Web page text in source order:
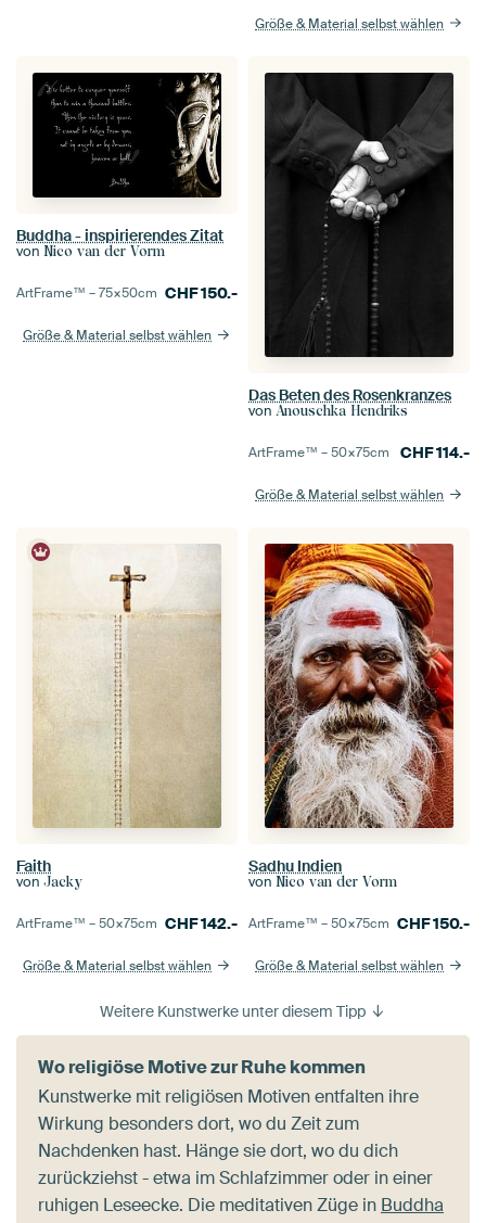
Größe & Material selbst wählen
Buddha - inspirierendes Zitat
von Nico van der Vorm
ArtFrame™ –75×50cm CHF150.-
Größe & Material selbst wählen
Das Beten des Rosenkranzes
von Anouschka Hendriks
ArtFrame™ –50×75cm CHF114.-
Größe & Material selbst wählen
Faith
von Jacky
ArtFrame™ –50×75cm CHF142.-
Größe & Material selbst wählen
Sadhu Indien
von Nico van der Vorm
ArtFrame™ –50×75cm CHF150.-
Größe & Material selbst wählen
Weitere Kunstwerke unter diesem Tipp
Wo religiöse Motive zur Ruhe kommen
Kunstwerke mit religiösen Motiven entfalten ihre
Wirkung besonders dort, wo du Zeit zum
Nachdenken hast. Hänge sie dort, wo du dich
zurückziehst - etwa im Schlafzimmer oder in einer
ruhigen Leseecke. Die meditativen Züge in Buddha